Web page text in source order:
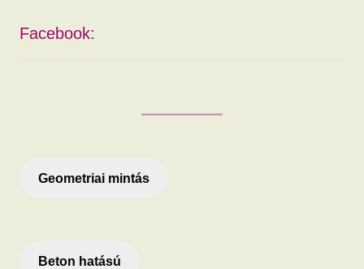
Facebook:
Geometriai mintás
Beton hatású